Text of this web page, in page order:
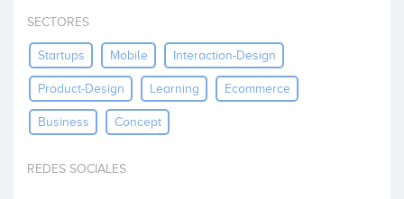
Invertir
SECTORES
Startups Mobile Interaction-Design
Product-Design Learning Ecommerce
Business Concept
REDES SOCIALES